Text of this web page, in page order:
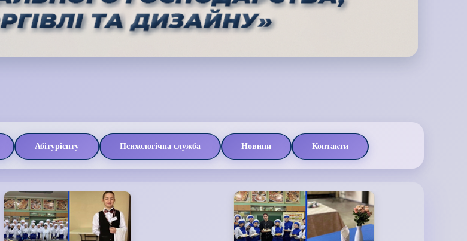
Абітурієнту Психологічна служба Новини Контакти